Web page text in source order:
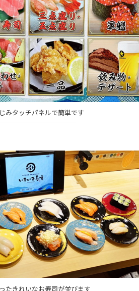
みタッチパネルで簡単です
たきれいなお寿司が並びます